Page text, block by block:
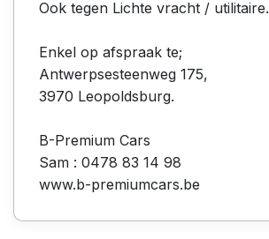
Ook tegen Lichte vracht / utilitaire.
Enkel op afspraak te;
Antwerpsesteenweg 175,
3970 Leopoldsburg.
B-Premium Cars
Sam : 0478 83 14 98
www.b-premiumcars.be